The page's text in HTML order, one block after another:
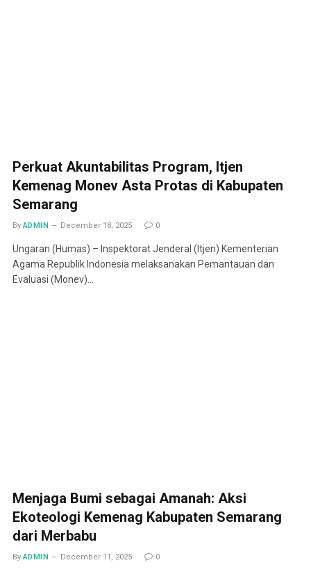
Perkuat Akuntabilitas Program, Itjen
Kemenag Monev Asta Protas di Kabupaten
Semarang
By ADMIN December 18, 2025 0
Ungaran (Humas) – Inspektorat Jenderal (Itjen) Kementerian
Agama Republik Indonesia melaksanakan Pemantauan dan
Evaluasi (Monev)…
Menjaga Bumi sebagai Amanah: Aksi
Ekoteologi Kemenag Kabupaten Semarang
dari Merbabu
By ADMIN December 11, 2025 0